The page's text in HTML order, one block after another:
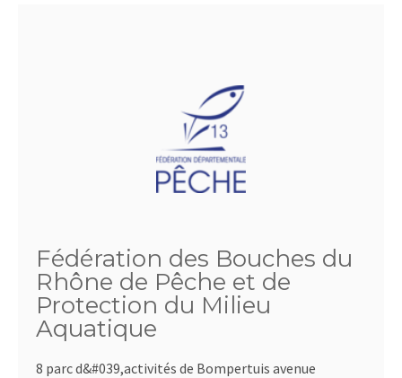
Fédération des Bouches du
Rhône de Pêche et de
Protection du Milieu
Aquatique
8 parc d&#039,activités de Bompertuis avenue